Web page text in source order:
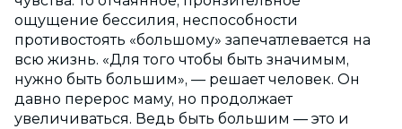
ощущение бессилия, неспособности
противостоять «большому» запечатлевается на
всю жизнь. «Для того чтобы быть значимым,
нужно быть большим», — решает человек. Он
давно перерос маму, но продолжает
увеличиваться. Ведь быть большим — это и